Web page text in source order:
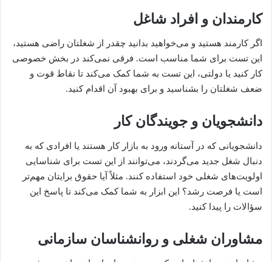
کارمندان و افراد شاغل
اگر کارمند هستید و می‌خواهید بدانید چقدر از شغلتان راضی هستید،
این تست برای شما مناسب است. فرقی نمی‌کند در بخش خصوصی
کار کنید یا دولتی، این تست به شما کمک می‌کند تا نقاط قوت و
ضعف شغلتان را بشناسید و برای بهبود آن اقدام کنید.
دانشجویان و جویندگان کار
دانشجویانی که در آستانه ورود به بازار کار هستند یا افرادی که به
دنبال شغل جدید می‌گردند، می‌توانند از این تست برای شناسایی
اولویت‌های شغلی خود استفاده کنند. مثلاً آیا حقوق برایتان مهم‌تر
است یا فرصت رشد؟ این ابزار به شما کمک می‌کند تا پاسخ این
سؤالات را پیدا کنید.
مشاوران شغلی و روانشناسان سازمانی